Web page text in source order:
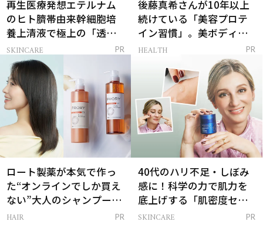
再生医療発想エテルナム
のヒト臍帯由来幹細胞培
養上清液で極上の「透明
感ハリ肌」へ
SKINCARE PR
後藤真希さんが10年以上
続けている「美容プロテ
イン習慣」。美ボディを
支える朝ルーティンと
HEALTH PR
ロート製薬が本気で作っ
た“オンラインでしか買え
ない”大人のシャンプー＆
トリートメントって？
HAIR PR
40代のハリ不足・しぼみ
感に！科学の力で肌力を
底上げする「肌密度セラ
ム」
SKINCARE PR